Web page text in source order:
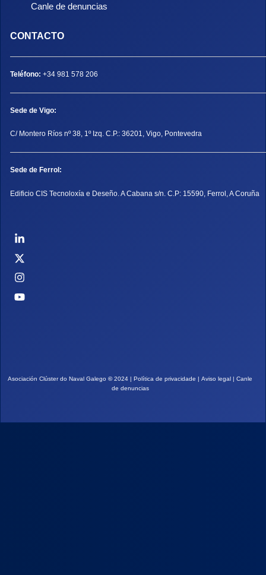
Canle de denuncias
CONTACTO
Teléfono: +34 981 578 206
Sede de Vigo:
C/ Montero Ríos nº 38, 1º Izq. C.P.: 36201, Vigo, Pontevedra
Sede de Ferrol:
Edificio CIS Tecnoloxía e Deseño. A Cabana s/n. C.P: 15590, Ferrol, A Coruña
Asociación Clúster do Naval Galego ©2024 | Política de privacidade Aviso legal
Canle
de denuncias